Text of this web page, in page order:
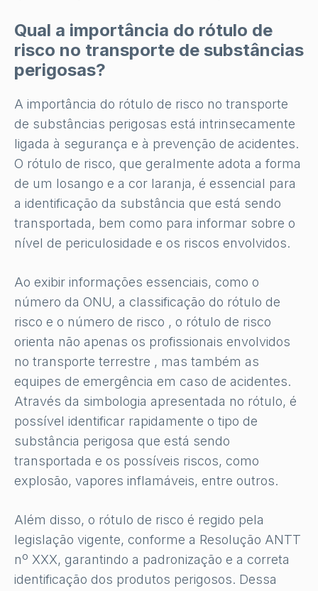
Qual a importância do rótulo de
risco no transporte de substâncias
perigosas?
A importância do rótulo de risco no transporte
de substâncias perigosas está intrinsecamente
ligada à segurança e à prevenção de acidentes.
O rótulo de risco, que geralmente adota a forma
de um losango e a cor laranja, é essencial para
a identificação da substância que está sendo
transportada, bem como para informar sobre o
nível de periculosidade e os riscos envolvidos.
Ao exibir informações essenciais, como o
número da ONU, a classificação do rótulo de
risco e o número de risco , o rótulo de risco
orienta não apenas os profissionais envolvidos
no transporte terrestre , mas também as
equipes de emergência em caso de acidentes.
Através da simbologia apresentada no rótulo, é
possível identificar rapidamente o tipo de
substância perigosa que está sendo
transportada e os possíveis riscos, como
explosão, vapores inflamáveis, entre outros.
Além disso, o rótulo de risco é regido pela
legislação vigente, conforme a Resolução ANTT
nº XXX, garantindo a padronização e a correta
identificação dos produtos perigosos. Dessa